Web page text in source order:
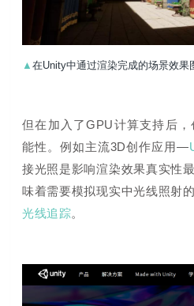
▲在Unity中通过渲染完成的场景效果
但在加入了GPU计算支持后
能性。例如主流3D创作应用—
接光照是影响渲染效果真实性
味着需要模拟现实中光线照射
光线追踪。